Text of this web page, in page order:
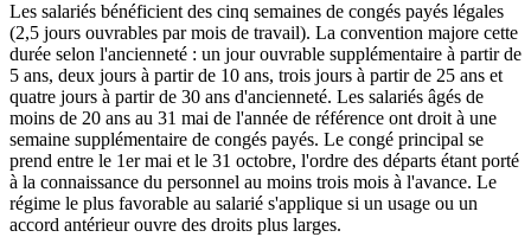
Les salariés bénéficient des cinq semaines de congés payés légales
(2,5 jours ouvrables par mois de travail). La convention majore cette
durée selon l'ancienneté : un jour ouvrable supplémentaire à partir de
5 ans, deux jours à partir de 10 ans, trois jours à partir de 25 ans et
quatre jours à partir de 30 ans d'ancienneté. Les salariés âgés de
moins de 20 ans au 31 mai de l'année de référence ont droit à une
semaine supplémentaire de congés payés. Le congé principal se
prend entre le 1er mai et le 31 octobre, l'ordre des départs étant porté
à la connaissance du personnel au moins trois mois à l'avance. Le
régime le plus favorable au salarié s'applique si un usage ou un
accord antérieur ouvre des droits plus larges.